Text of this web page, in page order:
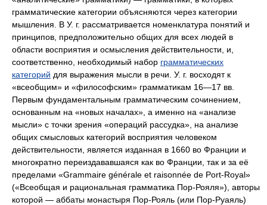
грамматические категории объясняются через категории
мышления. В У. г. рассматривается номенклатура понятий и
принципов, предположительно общих для всех людей в
области восприятия и осмысления действительности, и,
соответственно, необходимый набор грамматических
категорий для выражения мысли в речи. У. г. восходят к
«всеобщим» и «философским» грамматикам 16—17 вв.
Первым фундаментальным грамматическим сочинением,
основанным на «новых началах», а именно на «анализе
мысли» с точки зрения «операций рассудка», на анализе
общих смысловых категорий восприятия человеком
действительности, является изданная в 1660 во Франции и
многократно переиздававшаяся как во Франции, так и за её
пределами «Grammaire générale et raisonnée de Port-Royal»
(«Всеобщая и рациональная грамматика Пор-Рояля»), авторы
которой — аббаты монастыря Пор-Рояль (или Пор-Руаяль)